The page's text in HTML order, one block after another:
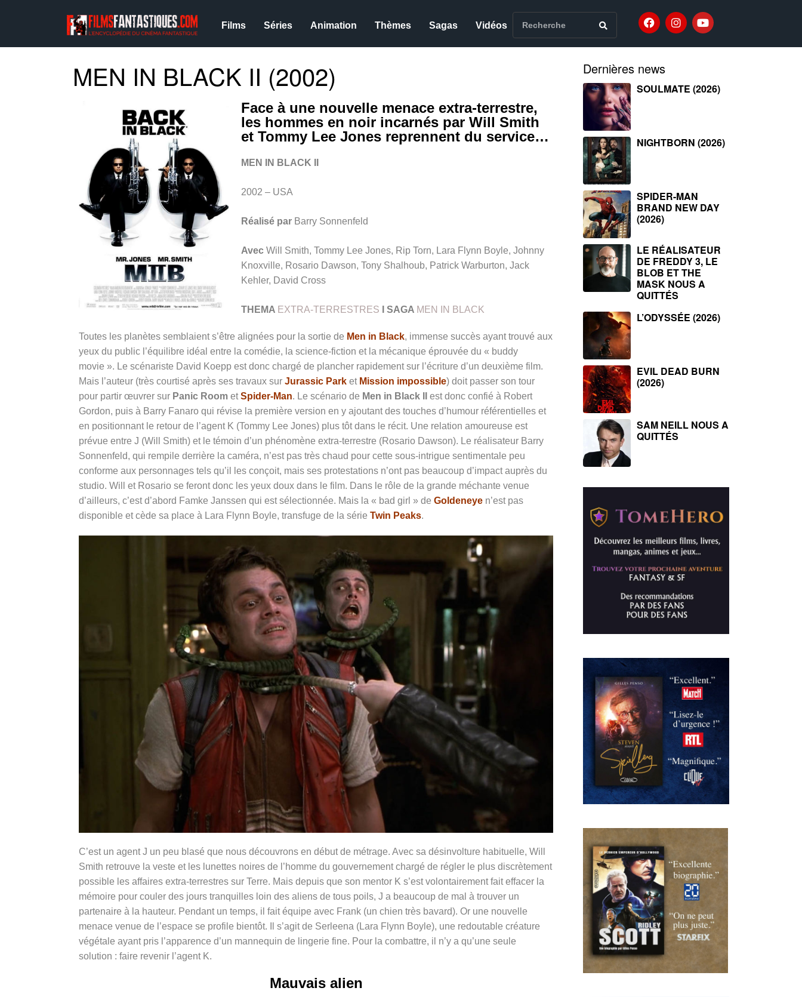
Films Séries Animation Thèmes Sagas Vidéos
MEN IN BLACK II (2002)
Face à une nouvelle menace extra-terrestre,
les hommes en noir incarnés par Will Smith
et Tommy Lee Jones reprennent du service…
MEN IN BLACK II
2002 – USA
Réalisé par Barry Sonnenfeld
Avec Will Smith, Tommy Lee Jones, Rip Torn, Lara Flynn Boyle, Johnny
Knoxville, Rosario Dawson, Tony Shalhoub, Patrick Warburton, Jack
Kehler, David Cross
THEMA EXTRA-TERRESTRES I SAGA MEN IN BLACK
Toutes les planètes semblaient s’être alignées pour la sortie de Men in Black, immense succès ayant trouvé aux
yeux du public l’équilibre idéal entre la comédie, la science-fiction et la mécanique éprouvée du « buddy
movie ». Le scénariste David Koepp est donc chargé de plancher rapidement sur l’écriture d’un deuxième film.
Mais l’auteur (très courtisé après ses travaux sur Jurassic Park et Mission impossible) doit passer son tour
pour partir œuvrer sur Panic Room etSpider-Man. Le scénario de Men in Black II
est donc confié à Robert
Gordon, puis à Barry Fanaro qui révise la première version en y ajoutant des touches d’humour référentielles et
en positionnant le retour de l’agent K (Tommy Lee Jones) plus tôt dans le récit. Une relation amoureuse est
prévue entre J (Will Smith) et le témoin d’un phénomène extra-terrestre (Rosario Dawson). Le réalisateur Barry
Sonnenfeld, qui rempile derrière la caméra, n’est pas très chaud pour cette sous-intrigue sentimentale peu
conforme aux personnages tels qu’il les conçoit, mais ses protestations n’ont pas beaucoup d’impact auprès du
studio. Will et Rosario se feront donc les yeux doux dans le film. Dans le rôle de la grande méchante venue
d’ailleurs, c’est d’abord Famke Janssen qui est sélectionnée. Mais la « bad girl » de Goldeneye n’est pas
disponible et cède sa place à Lara Flynn Boyle, transfuge de la série Twin Peaks.
C’est un agent J un peu blasé que nous découvrons en début de métrage. Avec sa désinvolture habituelle, Will
Smith retrouve la veste et les lunettes noires de l’homme du gouvernement chargé de régler le plus discrètement
possible les affaires extra-terrestres sur Terre. Mais depuis que son mentor K s’est volontairement fait effacer la
mémoire pour couler des jours tranquilles loin des aliens de tous poils, J a beaucoup de mal à trouver un
partenaire à la hauteur. Pendant un temps, il fait équipe avec Frank (un chien très bavard). Or une nouvelle
menace venue de l’espace se profile bientôt. Il s’agit de Serleena (Lara Flynn Boyle), une redoutable créature
végétale ayant pris l’apparence d’un mannequin de lingerie fine. Pour la combattre, il n’y a qu’une seule
solution : faire revenir l’agent K.
Mauvais alien
Dernières news
SOULMATE (2026)
NIGHTBORN (2026)
SPIDER-MAN
BRAND NEW DAY
(2026)
LE RÉALISATEUR
DE FREDDY 3, LE
BLOB ET THE
MASK NOUS A
QUITTÉS
L’ODYSSÉE (2026)
EVIL DEAD BURN
(2026)
SAM NEILL NOUS A
QUITTÉS